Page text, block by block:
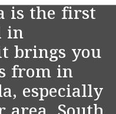
is the first
in
brings you
from in
especially